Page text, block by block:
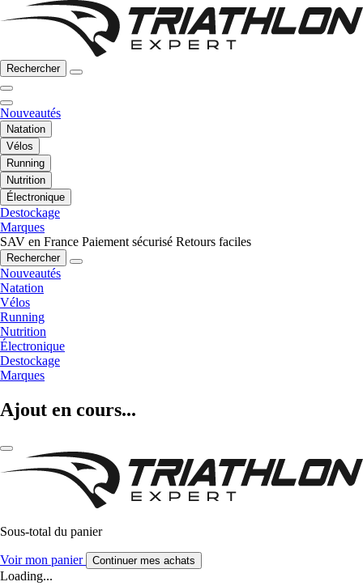
Rechercher
Nouveautés
Natation
Vélos
Running
Nutrition
Électronique
Destockage
Marques
SAV en France Paiement sécurisé Retours faciles
Rechercher
Nouveautés
Natation
Vélos
Running
Nutrition
Électronique
Destockage
Marques
Ajout en cours...
Sous-total du panier
Voir mon panier Continuer mes achats
Loading...